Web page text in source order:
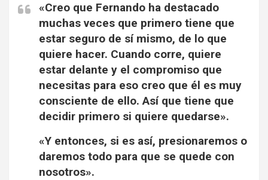
«Creo que Fernando ha destacado
muchas veces que primero tiene que
estar seguro de sí mismo, de lo que
quiere hacer. Cuando corre, quiere
estar delante y el compromiso que
necesitas para eso creo que él es muy
consciente de ello. Así que tiene que
decidir primero si quiere quedarse».
«Y entonces, si es así, presionaremos o
daremos todo para que se quede con
nosotros».